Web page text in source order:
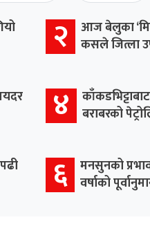
२
आज बेलुका
कसले जित्ला
४
बराबरको
६ मनसुनको
वर्षाको